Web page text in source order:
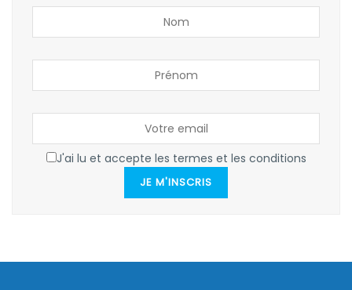
J'ai lu et accepte les termes et les conditions
JE M'INSCRIS